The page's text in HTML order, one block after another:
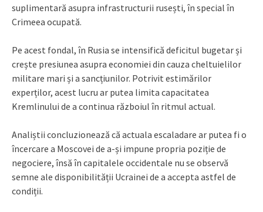
suplimentară asupra infrastructurii rusești, în special în
Crimeea ocupată.
Pe acest fondal, în Rusia se intensifică deficitul bugetar și
crește presiunea asupra economiei din cauza cheltuielilor
militare mari și a sancțiunilor. Potrivit estimărilor
experților, acest lucru ar putea limita capacitatea
Kremlinului de a continua războiul în ritmul actual.
Analiștii concluzionează că actuala escaladare ar putea fi o
încercare a Moscovei de a-și impune propria poziție de
negociere, însă în capitalele occidentale nu se observă
semne ale disponibilității Ucrainei de a accepta astfel de
condiții.